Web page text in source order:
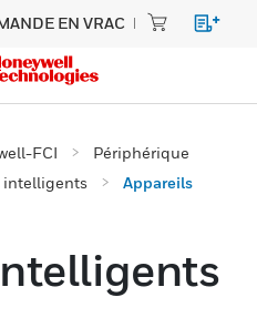
EN VRAC
FCI
Périphérique
intelligents
Appareils